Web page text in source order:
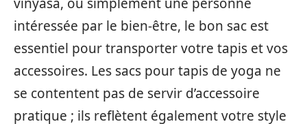
intéressée par le bien-être, le bon sac est
essentiel pour transporter votre tapis et vos
accessoires. Les sacs pour tapis de yoga ne
se contentent pas de servir d’accessoire
pratique ; ils reflètent également votre style